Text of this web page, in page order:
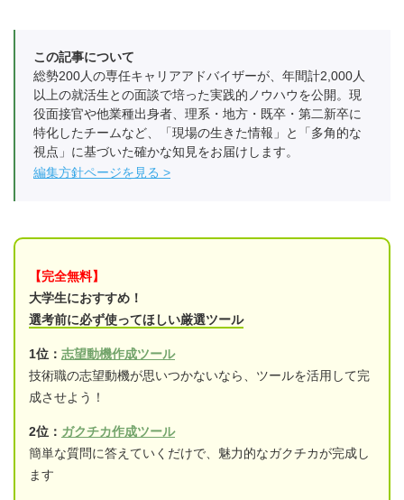
この記事について
総勢200人の専任キャリアアドバイザーが、年間計2,000人
以上の就活生との面談で培った実践的ノウハウを公開。現
役面接官や他業種出身者、理系・地方・既卒・第二新卒に
特化したチームなど、「現場の生きた情報」と「多角的な
視点」に基づいた確かな知見をお届けします。
編集方針ページを見る
【完全無料】
大学生におすすめ！
選考前に必ず使ってほしい厳選ツール
1位： 志望動機作成ツール
技術職の志望動機が思いつかないなら、ツールを活用して完
成させよう！
2位： ガクチカ作成ツール
簡単な質問に答えていくだけで、魅力的なガクチカが完成し
ます